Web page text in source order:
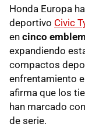
Honda Europa
deportivo Civic
en cinco
expandiendo
compactos
enfrentamiento
afirma que los
han marcado
de serie.